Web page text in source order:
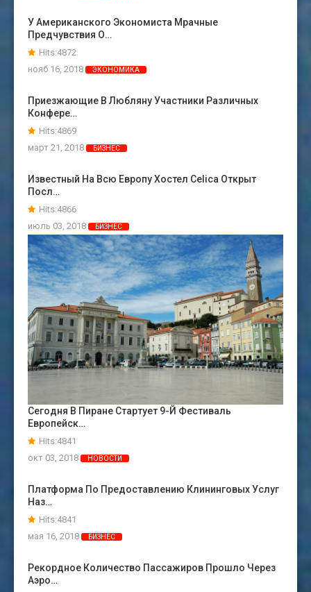
У Американского Экономиста Мрачные
Предчувствия О…
Hits:4872
нояб 16, 2018
ЭКОНОМИКА
Приезжающие В Любляну Участники Различных
Конфере…
Hits:4869
март 21, 2018
БИЗНЕС
Известный На Всю Европу Хостел Celica Открыт
Посл…
Hits:4866
июль 03, 2018
БИЗНЕС
Сегодня В Пиране Стартует 9-Й Фестиваль
Европейск…
Hits:4841
окт 03, 2018
НОВОСТИ
Платформа По Предоставлению Клининговых Услуг
Наз…
Hits:4841
мая 16, 2018
БИЗНЕС
Рекордное Количество Пассажиров Прошло Через
Аэро…